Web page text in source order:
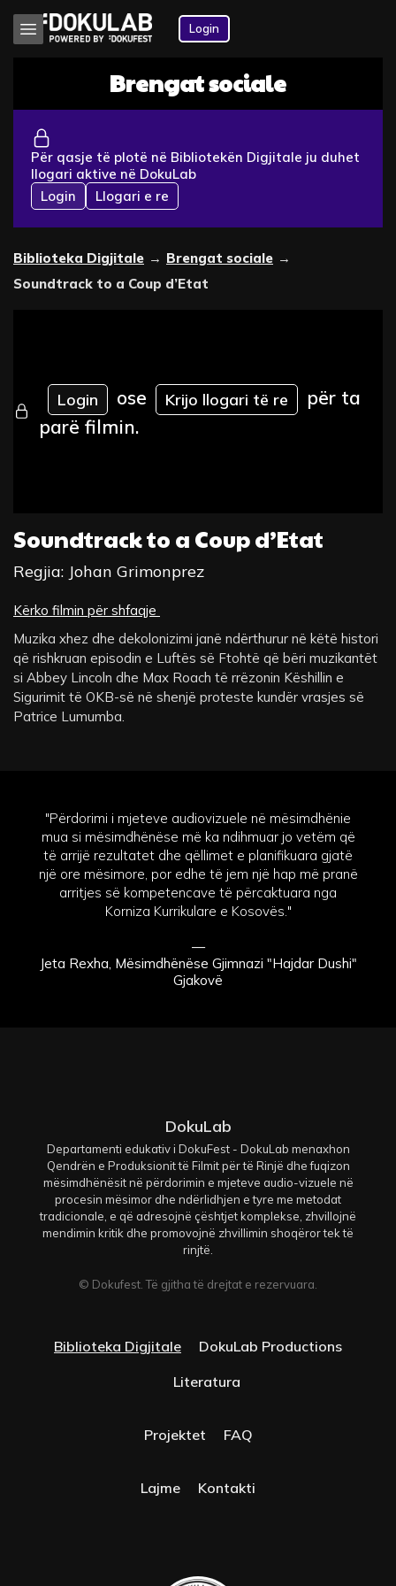
Login
Brengat sociale
Për qasje të plotë në Bibliotekën Digjitale ju duhet
llogari aktive në DokuLab
Login
Llogari e re
Biblioteka Digjitale → Brengat sociale →
Soundtrack to a Coup d’Etat
Login ose Krijo llogari të re
për ta
parë filmin.
Soundtrack to a Coup d’Etat
Regjia: Johan Grimonprez
Kërko filmin për shfaqje
Muzika xhez dhe dekolonizimi janë ndërthurur në këtë histori
që rishkruan episodin e Luftës së Ftohtë që bëri muzikantët
si Abbey Lincoln dhe Max Roach të rrëzonin Këshillin e
Sigurimit të OKB-së në shenjë proteste kundër vrasjes së
Patrice Lumumba.
"Përdorimi i mjeteve audiovizuele në mësimdhënie
mua si mësimdhënëse më ka ndihmuar jo vetëm që
të arrijë rezultatet dhe qëllimet e planifikuara gjatë
një ore mësimore, por edhe të jem një hap më pranë
arritjes së kompetencave të përcaktuara nga
Korniza Kurrikulare e Kosovës."
—
Jeta Rexha, Mësimdhënëse Gjimnazi "Hajdar Dushi"
Gjakovë
DokuLab
Departamenti edukativ i DokuFest - DokuLab menaxhon
Qendrën e Produksionit të Filmit për të Rinjë dhe fuqizon
mësimdhënësit në përdorimin e mjeteve audio-vizuele në
procesin mësimor dhe ndërlidhjen e tyre me metodat
tradicionale, e që adresojnë çështjet komplekse, zhvillojnë
mendimin kritik dhe promovojnë zhvillimin shoqëror tek të
rinjtë.
© Dokufest. Të gjitha të drejtat e rezervuara.
Biblioteka Digjitale
DokuLab Productions
Literatura
Projektet FAQ
Lajme Kontakti